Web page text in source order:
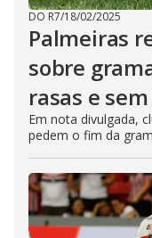
DO R7/18/02/2025
Palmeiras
sobre
rasas e
Em nota divulgada,
pedem o fim da